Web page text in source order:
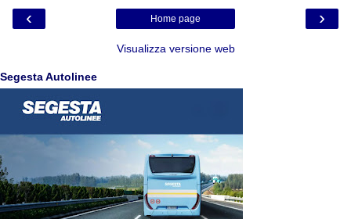
‹ ›
Home page
Visualizza versione web
Segesta Autolinee